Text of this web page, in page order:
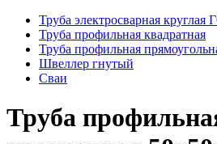
Труба электросварная круглая
Труба профильная квадратная
Труба профильная
Швеллер гнутый
Сваи
Труба